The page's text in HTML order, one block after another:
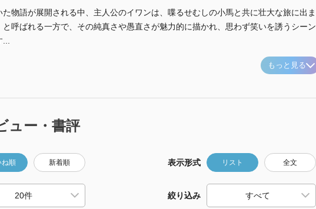
た物語が展開される中、主人公のイワンは、喋るせむしの小馬と共に壮大な旅に出ま
呼ばれる一方で、その純真さや愚直さが魅力的に描かれ、思わず笑いを誘うシーン
もっと見る
ュー・書評
ね順 新着順 表示形式 リスト 全文
絞り込み